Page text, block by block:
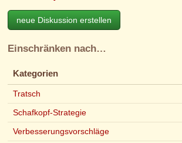
neue Diskussion erstellen
Einschränken nach…
Kategorien
Tratsch
Schafkopf-Strategie
Verbesserungsvorschläge